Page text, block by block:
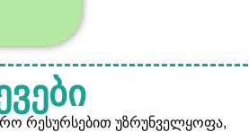
რესურსებით უზრუნველყოფა,